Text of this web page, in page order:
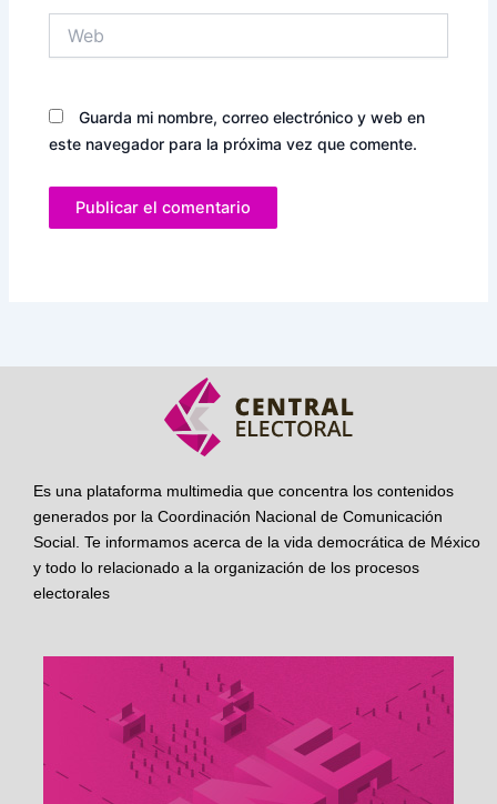
Guarda mi nombre, correo electrónico y web en
este navegador para la próxima vez que comente.
Es una plataforma multimedia que concentra los contenidos
generados por la Coordinación Nacional de Comunicación
Social. Te informamos acerca de la vida democrática de México
y todo lo relacionado a la organización de los procesos
electorales